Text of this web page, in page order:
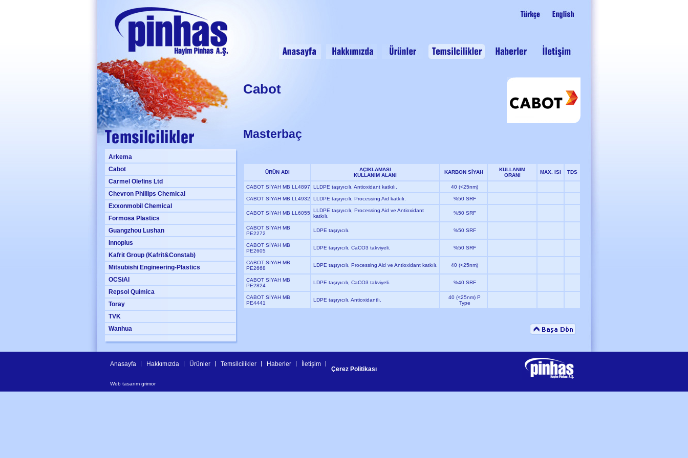
Arkema
Cabot
Carmel Olefins Ltd
Chevron Phillips Chemical
Exxonmobil Chemical
Formosa Plastics
Guangzhou Lushan
Innoplus
Kafrit Group (Kafrit&Constab)
Mitsubishi Engineering-Plastics
OCSiAl
Repsol Quimica
Toray
TVK
Wanhua
Cabot
Masterbaç
ÜRÜN ADI
AÇIKLAMASI
KULLANIM ALANI
KARBON SİYAH
KULLANIM
ORANI
MAX. ISI TDS
CABOT SİYAH MB LL4897 LLDPE taşıyıcılı, Antioxidant katkılı. 40 (<25nm)
CABOT SİYAH MB LL4932 LLDPE taşıyıcılı, Processing Aid katkılı. %50 SRF
CABOT SİYAH MB LL6055
LLDPE taşıyıcılı, Processing Aid ve Antioxidant
katkılı.
%50 SRF
CABOT SİYAH MB
PE2272
LDPE taşıyıcılı. %50 SRF
CABOT SİYAH MB
PE2605
LDPE taşıyıcılı, CaCO3 takviyeli. %50 SRF
CABOT SİYAH MB
PE2668
LDPE taşıyıcılı, Processing Aid ve Antioxidant katkılı. 40 (<25nm)
CABOT SİYAH MB
PE2824
LDPE taşıyıcılı, CaCO3 takviyeli. %40 SRF
CABOT SİYAH MB
PE4441
LDPE taşıyıcılı, Antioxidantlı.
40 (<25nm) P
Type
Anasayfa Hakkımızda Ürünler Temsilcilikler Haberler İletişim
Çerez Politikası
Web tasarım grimor